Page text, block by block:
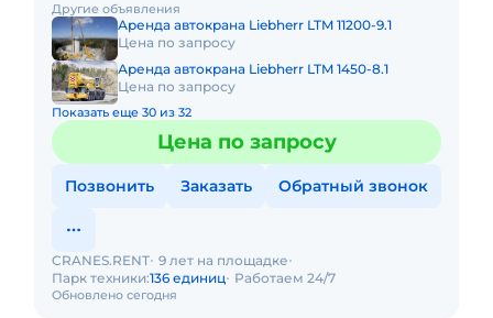
бездорожью. Тех
Другие объявления
Аренда автокрана Liebherr LTM 11200-9.1
Цена по запросу
Аренда автокрана Liebherr LTM 1450-8.1
Цена по запросу
Показать еще 30 из 32
Цена по запросу
Позвонить Заказать Обратный звонок
Обновлено сегодня
CRANES.RENT 9 лет на площадке
Парк техники:136 единиц Работаем 24/7